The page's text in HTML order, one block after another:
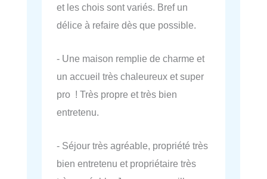
et les chois sont variés. Bref un
délice à refaire dès que possible.
- Une maison remplie de charme et
un accueil très chaleureux et super
pro ! Très propre et très bien
entretenu.
- Séjour très agréable, propriété très
bien entretenu et propriétaire très